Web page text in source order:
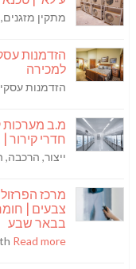
מתקין
הזדמנות
למכירה
הזדמנות
מ.ב מערכות
חדרי קירור
ייצור,
מרכז הפרזול
צבעים |
בבאר שבע
Read more [...]